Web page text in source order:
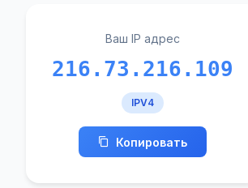
Ваш IP адрес
216.73.216.109
IPV4
Копировать